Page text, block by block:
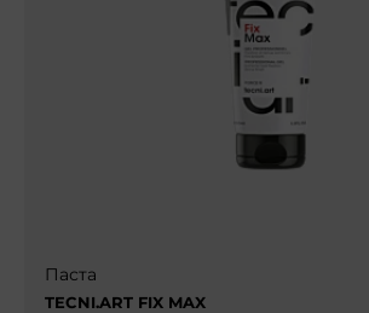
Паста
TECNI.ART FIX MAX